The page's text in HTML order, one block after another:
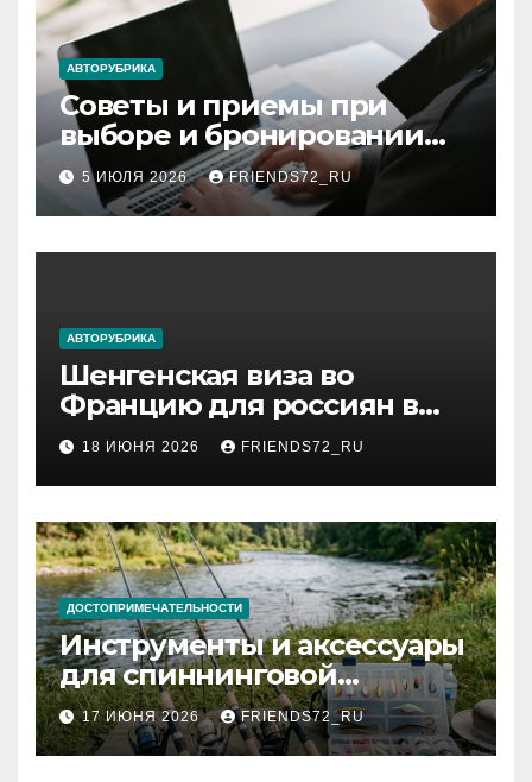
АВТОРУБРИКА
Советы и приемы при
выборе и бронировании
авиабилетов
5 ИЮЛЯ 2026 FRIENDS72_RU
АВТОРУБРИКА
Шенгенская виза во
Францию для россиян в
2026 году: сроки от 3 дней
и список необходимых
документов
18 ИЮНЯ 2026 FRIENDS72_RU
ДОСТОПРИМЕЧАТЕЛЬНОСТИ
Инструменты и аксессуары
для спиннинговой
рыбалки: назначение и
типы
17 ИЮНЯ 2026 FRIENDS72_RU